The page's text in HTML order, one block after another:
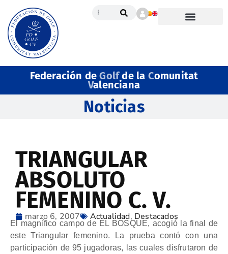
Federación deGolfde la Comunitat
Valenciana
Noticias
TRIANGULAR
ABSOLUTO
FEMENINO C. V.
marzo 6, 2007 Actualidad, Destacados
El magnífico campo de EL BOSQUE, acogió la final de
este Triangular femenino. La prueba contó con una
participación de 95 jugadoras, las cuales disfrutaron de